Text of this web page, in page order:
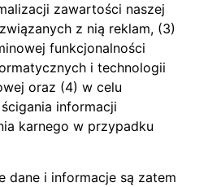
zawartości naszej
z nią reklam, (3)
funkcjonalności
i technologii
oraz (4) w celu
informacji
karnego w przypadku
dane i informacje są zatem